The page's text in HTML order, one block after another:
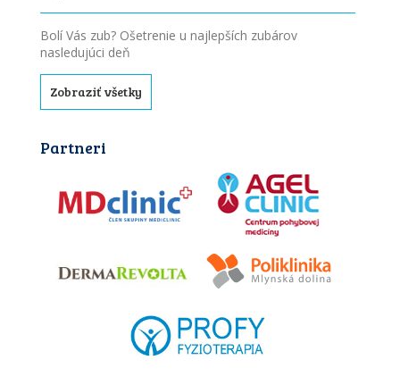
Bolí Vás zub? Ošetrenie u najlepších zubárov
nasledujúci deň
Zobraziť všetky
Partneri